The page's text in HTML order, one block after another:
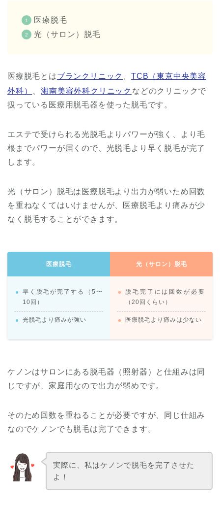
医療脱毛
光（サロン）脱毛
医療脱毛とはブランクリニック 、TCB（東京中央美容
外科）
、湘南美容外科クリニック などのクリニックで
扱っている医療用脱毛器を使った脱毛です。
エステで受けられる光脱毛よりパワーが強く、より毛
根までパワーが届くので、光脱毛より早く脱毛が完了
します。
光（サロン）脱毛は医療脱毛より出力が弱いため回数
を重ねなくてはいけませんが、医療脱毛より痛みが少
なく脱毛することができます。
医療脱毛
早く脱毛が完了する（5〜
10回）
光脱毛より痛みが強い
光（サロン）脱毛
脱毛完了には回数が必要
（20回くらい）
医療脱毛より痛みは少ない
ケノンはサロンにある脱毛器（照射器）と仕組みは同
じですが、家庭用なので出力が弱めです。
そのため回数を重ねることが必要ですが、同じ仕組み
なのでケノンでも脱毛は完了できます。
実際に、私はケノンで脱毛を完了させた
よ！